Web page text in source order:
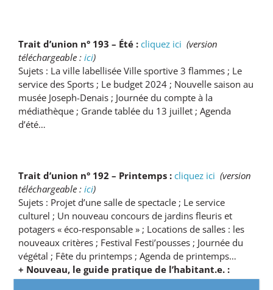
Trait d’union n° 193 – Été : cliquez ici (version
téléchargeable : ici)
Sujets : La ville labellisée Ville sportive 3 flammes ; Le
service des Sports ; Le budget 2024 ; Nouvelle saison au
musée Joseph-Denais ; Journée du compte à la
médiathèque ; Grande tablée du 13 juillet ; Agenda
d’été…
Trait d’union n° 192 – Printemps : cliquez ici (version
téléchargeable : ici)
Sujets : Projet d’une salle de spectacle ; Le service
culturel ; Un nouveau concours de jardins fleuris et
potagers « éco-responsable » ; Locations de salles : les
nouveaux critères ; Festival Festi’pousses ; Journée du
végétal ; Fête du printemps ; Agenda de printemps…
+ Nouveau, le guide pratique de l’habitant.e. :
cliquez ici